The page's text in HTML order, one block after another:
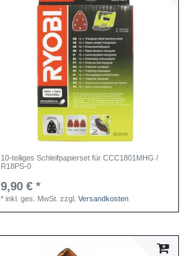
10-teiliges Schleifpapierset für CCC1801MHG /
R18PS-0
9,90 € *
*inkl. ges. MwSt. zzgl.Versandkosten